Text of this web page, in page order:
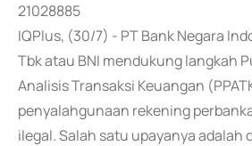
21028885
IQPlus, (30/7) - PT Bank Negara
Tbk atau BNI mendukung langkah
Analisis Transaksi Keuangan
penyalahgunaan rekening
ilegal. Salah satu upayanya adalah